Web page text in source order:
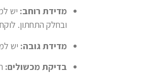
מדידת רוחב: יש
ובחלק התחתון.
מדידת גובה: יש
בדיקת מכשולים: